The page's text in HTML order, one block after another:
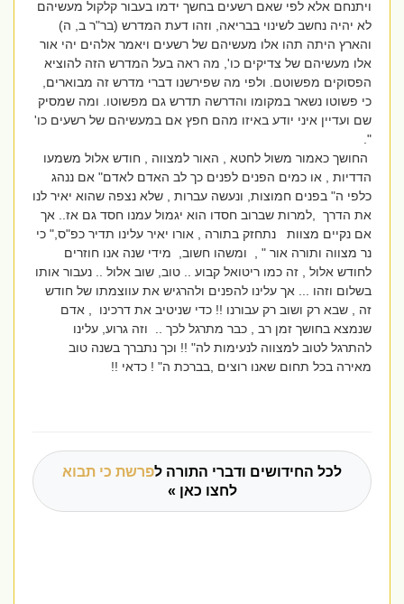
ויתנחם אלא לפי שאם רשעים בחשך ידמו בעבור קלקול מעשיהם
לא יהיה נחשב לשינוי בבריאה, וזהו דעת המדרש (בר"ר ב, ה)
והארץ היתה תהו אלו מעשיהם של רשעים ויאמר אלהים יהי אור
אלו מעשיהם של צדיקים כו', מה ראה בעל המדרש הזה להוציא
הפסוקים מפשוטם. ולפי מה שפירשנו דברי מדרש זה מבוארים,
כי פשוטו נשאר במקומו והדרשה תדרש גם מפשוטו. ומה שמסיק
שם ועדיין איני יודע באיזו מהם חפץ אם במעשיהם של רשעים כו'
החושך כאמור משול לחטא , האור למצווה , חודש אלול משמעו
הדדיות , או כמים הפנים לפנים כך לב האדם לאדם" אם ננהג
כלפי ה" בפנים חמוצות, ונעשה עברות , שלא נצפה שהוא יאיר לנו
את הדרך ,למרות שברוב חסדו הוא יגמול עמנו חסד גם אז.. אך
אם נקיים מצוות נתחזק בתורה , אורו יאיר עלינו תדיר כפ"ס," כי
נר מצווה ותורה אור " , ומשהו חשוב, מידי שנה אנו חוזרים
לחודש אלול , זה כמו ריטואל קבוע .. טוב, שוב אלול .. נעבור אותו
בשלום וזהו ... אך עלינו להפנים ולהרגיש את עווצמתו של חודש
זה , שבא רק ושוב רק עבורנו !! כדי שניטיב את דרכינו , אדם
שנמצא בחושך זמן רב , כבר מתרגל לכך .. וזה גרוע, עלינו
להתרגל לטוב למצווה לנעימות לה" !! וכך נתברך בשנה טוב
מאירה בכל תחום שאנו רוצים ,בברכת ה" ! כדאי !!
לכל החידושים ודברי התורה לפרשת כי תבוא
לחצו כאן »